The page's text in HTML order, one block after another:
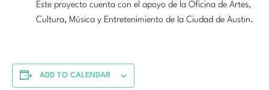
Este proyecto cuenta con el apoyo de la Oficina de Artes,
Cultura, Música y Entretenimiento de la Ciudad de Austin.
ADD TO CALENDAR